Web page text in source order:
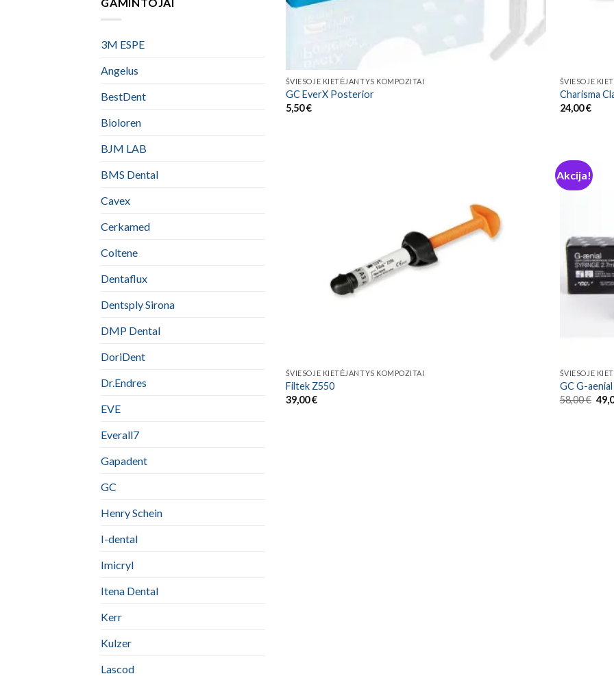
3M ESPE
Angelus
BestDent
Bioloren
BJM LAB
BMS Dental
Cavex
Cerkamed
Coltene
Dentaflux
Dentsply Sirona
DMP Dental
DoriDent
Dr.Endres
EVE
Everall7
Gapadent
GC
Henry Schein
I-dental
Imicryl
Itena Dental
Kerr
Kulzer
Lascod
ŠVIESOJE KIETĖJANTYS KOMPOZITAI
GC EverX Posterior
5,50€
ŠVIESOJE
Charisma
24,00€
ŠVIESOJE KIETĖJANTYS KOMPOZITAI
Filtek Z550
39,00€
Akcija!
ŠVIESOJE
GC G-aenial
58,00€
price